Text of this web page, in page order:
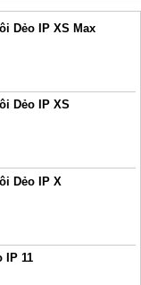
Dẻo IP XS Max
Dẻo IP XS
Dẻo IP X
IP 11